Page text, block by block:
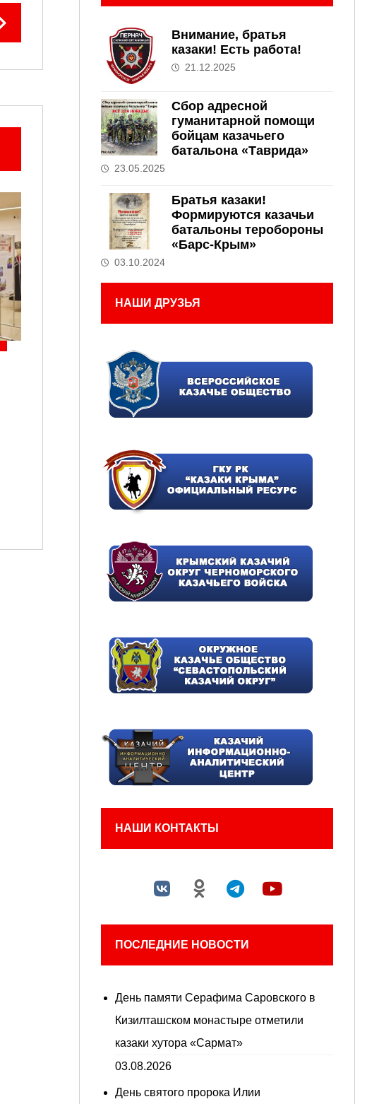
Внимание, братья
казаки! Есть работа!
21.12.2025
Сбор адресной
гуманитарной помощи
бойцам казачьего
батальона «Таврида»
23.05.2025
Братья казаки!
Формируются казачьи
батальоны теробороны
«Барс-Крым»
03.10.2024
НАШИ ДРУЗЬЯ
НАШИ КОНТАКТЫ
ПОСЛЕДНИЕ НОВОСТИ
День памяти Серафима Саровского в
Кизилташском монастыре отметили
казаки хутора «Сармат»
03.08.2026
День святого пророка Илии